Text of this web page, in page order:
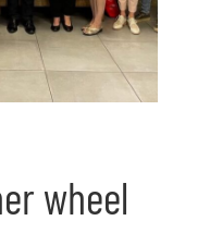
wheel